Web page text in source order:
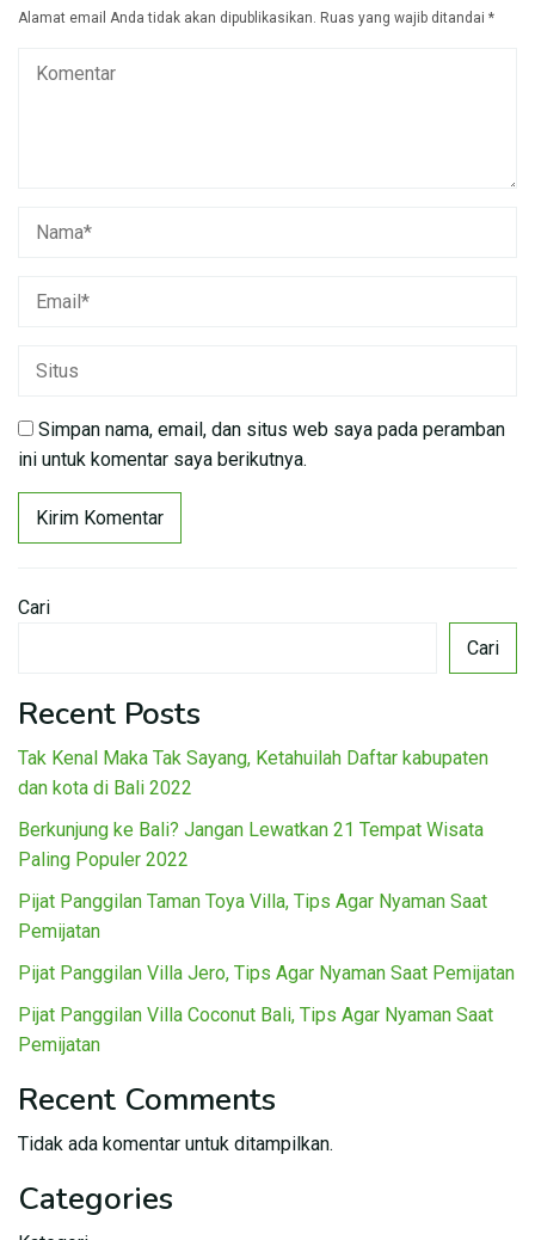
Alamat email Anda tidak akan dipublikasikan. Ruas yang wajib ditandai *
Simpan nama, email, dan situs web saya pada peramban
ini untuk komentar saya berikutnya.
Cari
Cari
Recent Posts
Tak Kenal Maka Tak Sayang, Ketahuilah Daftar kabupaten
dan kota di Bali 2022
Berkunjung ke Bali? Jangan Lewatkan 21 Tempat Wisata
Paling Populer 2022
Pijat Panggilan Taman Toya Villa, Tips Agar Nyaman Saat
Pemijatan
Pijat Panggilan Villa Jero, Tips Agar Nyaman Saat Pemijatan
Pijat Panggilan Villa Coconut Bali, Tips Agar Nyaman Saat
Pemijatan
Recent Comments
Tidak ada komentar untuk ditampilkan.
Categories